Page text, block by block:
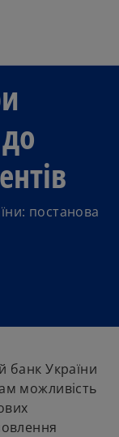
постанова
банк України
можливість